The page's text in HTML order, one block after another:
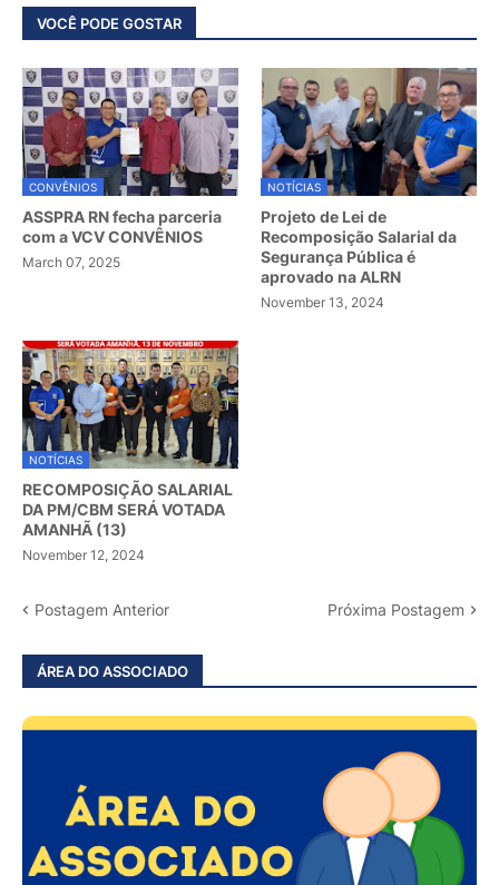
VOCÊ PODE GOSTAR
CONVÊNIOS
ASSPRA RN fecha parceria
com a VCV CONVÊNIOS
March 07, 2025
NOTÍCIAS
Projeto de Lei de
Recomposição Salarial da
Segurança Pública é
aprovado na ALRN
November 13, 2024
NOTÍCIAS
RECOMPOSIÇÃO SALARIAL
DA PM/CBM SERÁ VOTADA
AMANHÃ (13)
November 12, 2024
Postagem Anterior Próxima Postagem
ÁREA DO ASSOCIADO